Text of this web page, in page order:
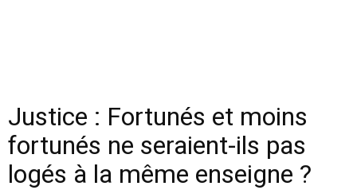
Justice : Fortunés et moins
fortunés ne seraient-ils pas
logés à la même enseigne ?